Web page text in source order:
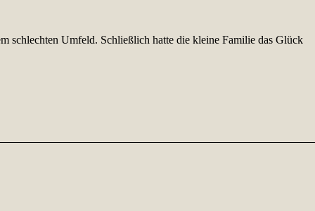
schlechten Umfeld. Schließlich hatte die kleine Familie das Glück